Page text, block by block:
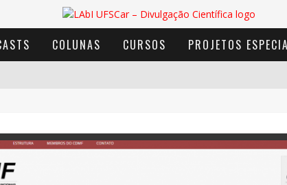
COLUNAS CURSOS PROJETOS
COM OS MOINHOS DE VENTO